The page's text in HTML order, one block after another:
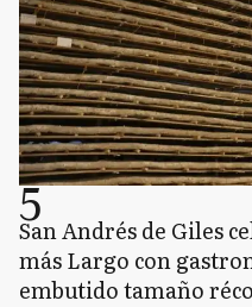
5
San Andrés de Giles
más Largo con
embutido tamaño